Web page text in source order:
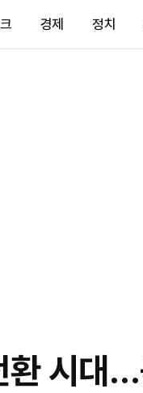
경제 정치
시대